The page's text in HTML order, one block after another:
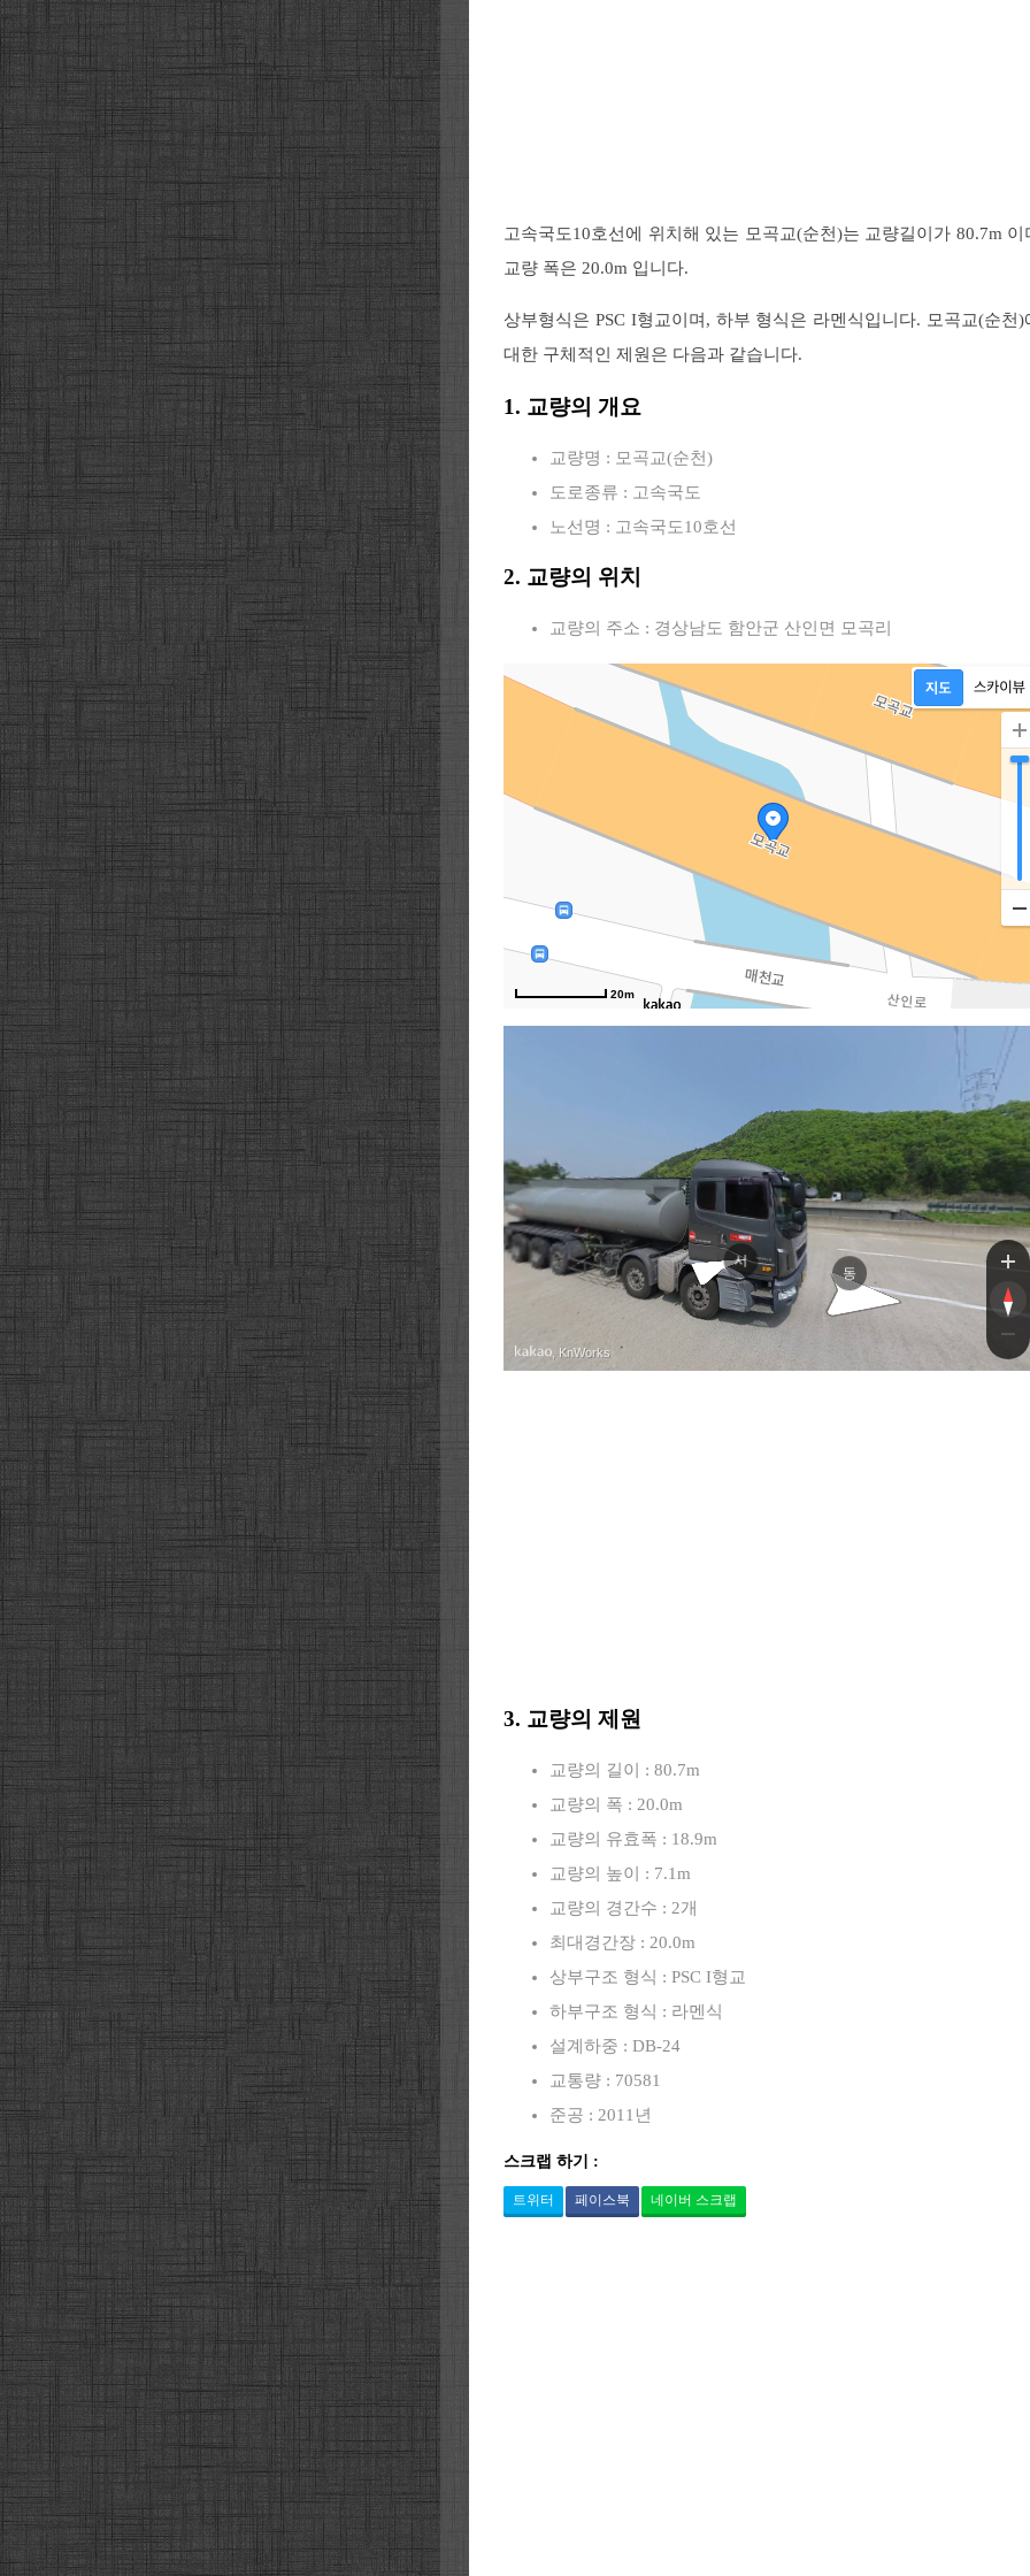
고속국도10호선에 위치해 있는 모곡교(순천)는 교량길이가 80.7m 이
교량 폭은 20.0m 입니다.
상부형식은 PSC I형교이며, 하부 형식은 라멘식입니다. 모곡교(순천)
대한 구체적인 제원은 다음과 같습니다.
1. 교량의 개요
교량명 : 모곡교(순천)
도로종류 : 고속국도
노선명 : 고속국도10호선
2. 교량의 위치
교량의 주소 : 경상남도 함안군 산인면 모곡리
20m
서
동
, KnWorks
3. 교량의 제원
교량의 길이 : 80.7m
교량의 폭 : 20.0m
교량의 유효폭 : 18.9m
교량의 높이 : 7.1m
교량의 경간수 : 2개
최대경간장 : 20.0m
상부구조 형식 : PSC I형교
하부구조 형식 : 라멘식
설계하중 : DB-24
교통량 : 70581
준공 : 2011년
스크랩 하기 :
트위터 페이스북 네이버 스크랩